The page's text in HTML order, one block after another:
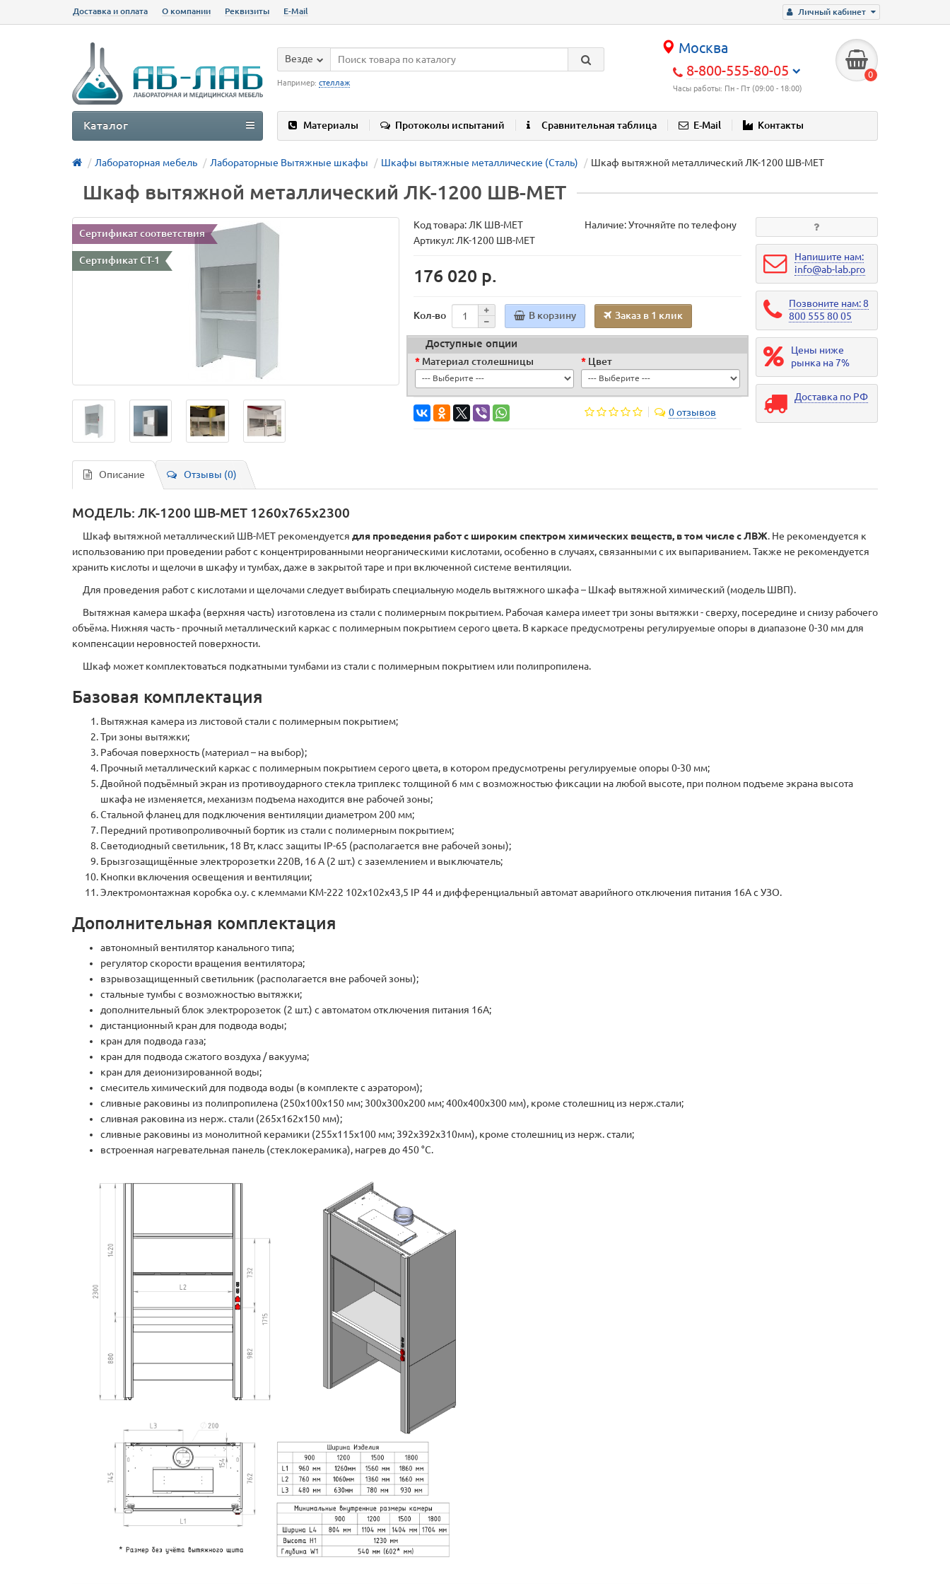
Личный кабинет
Доставка и оплата О компании Реквизиты E-Mail
Москва
8-800-555-80-05
Часы работы: Пн - Пт (09:00 - 18:00)
0
Везде
Например: стеллаж
Материалы Протоколы испытаний Сравнительная таблица E-Mail Контакты
Каталог
Лабораторная мебель Лабораторные Вытяжные шкафы Шкафы вытяжные металлические (Сталь) Шкаф вытяжной металлический ЛК-1200 ШВ-МЕТ
Шкаф вытяжной металлический ЛК-1200 ШВ-МЕТ
Сертификат соответствия
Сертификат СТ-1
Код товара: ЛК ШВ-МЕТ
Наличие: Уточняйте по телефону
Артикул: ЛК-1200 ШВ-МЕТ
176 020 р.
Кол-во В корзину Заказ в 1 клик
Доступные опции
Материал столешницы Цвет
0 отзывов
Напишите нам:
info@ab-lab.pro
Позвоните нам: 8
800 555 80 05
Цены ниже
рынка на 7%
Доставка по РФ
Описание Отзывы (0)
МОДЕЛЬ: ЛК-1200 ШВ-МЕТ 1260х765х2300
Шкаф вытяжной металлический ШВ-МЕТ рекомендуется для проведения работ с широким спектром химических веществ, в том числе с ЛВЖ. Не рекомендуется к
использованию при проведении работ с концентрированными неорганическими кислотами, особенно в случаях, связанными с их выпариванием. Также не рекомендуется
хранить кислоты и щелочи в шкафу и тумбах, даже в закрытой таре и при включенной системе вентиляции.
Для проведения работ с кислотами и щелочами следует выбирать специальную модель вытяжного шкафа – Шкаф вытяжной химический (модель ШВП).
Вытяжная камера шкафа (верхняя часть) изготовлена из стали с полимерным покрытием. Рабочая камера имеет три зоны вытяжки - сверху, посередине и снизу рабочего
объёма. Нижняя часть - прочный металлический каркас с полимерным покрытием серого цвета. В каркасе предусмотрены регулируемые опоры в диапазоне 0-30 мм для
компенсации неровностей поверхности.
Шкаф может комплектоваться подкатными тумбами из стали с полимерным покрытием или полипропилена.
Базовая комплектация
Вытяжная камера из листовой стали с полимерным покрытием;
Три зоны вытяжки;
Рабочая поверхность (материал – на выбор);
Прочный металлический каркас с полимерным покрытием серого цвета, в котором предусмотрены регулируемые опоры 0-30 мм;
Двойной подъёмный экран из противоударного стекла триплекс толщиной 6 мм с возможностью фиксации на любой высоте, при полном подъеме экрана высота
шкафа не изменяется, механизм подъема находится вне рабочей зоны;
Стальной фланец для подключения вентиляции диаметром 200 мм;
Передний противопроливочный бортик из стали с полимерным покрытием;
Светодиодный светильник, 18 Вт, класс защиты IP-65 (располагается вне рабочей зоны);
Брызгозащищённые электророзетки 220В, 16 А (2 шт.) с заземлением и выключатель;
Кнопки включения освещения и вентиляции;
Электромонтажная коробка о.у. с клеммами КМ-222 102х102х43,5 IP 44 и дифференциальный автомат аварийного отключения питания 16А с УЗО.
Дополнительная комплектация
автономный вентилятор канального типа;
регулятор скорости вращения вентилятора;
взрывозащищенный светильник (располагается вне рабочей зоны);
стальные тумбы с возможностью вытяжки;
дополнительный блок электророзеток (2 шт.) с автоматом отключения питания 16A;
дистанционный кран для подвода воды;
кран для подвода газа;
кран для подвода сжатого воздуха / вакуума;
кран для деионизированной воды;
смеситель химический для подвода воды (в комплекте с аэратором);
сливные раковины из полипропилена (250х100х150 мм; 300х300х200 мм; 400х400х300 мм), кроме столешниц из нерж.стали;
cливная раковина из нерж. стали (265х162х150 мм);
сливные раковины из монолитной керамики (255х115х100 мм; 392х392х310мм), кроме столешниц из нерж. стали;
встроенная нагревательная панель (стеклокерамика), нагрев до 450 °С.